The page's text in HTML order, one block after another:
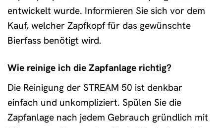
entwickelt wurde. Informieren Sie sich vor dem
Kauf, welcher Zapfkopf für das gewünschte
Bierfass benötigt wird.
Wie reinige ich die Zapfanlage richtig?
Die Reinigung der STREAM 50 ist denkbar
einfach und unkompliziert. Spülen Sie die
Zapfanlage nach jedem Gebrauch gründlich mit